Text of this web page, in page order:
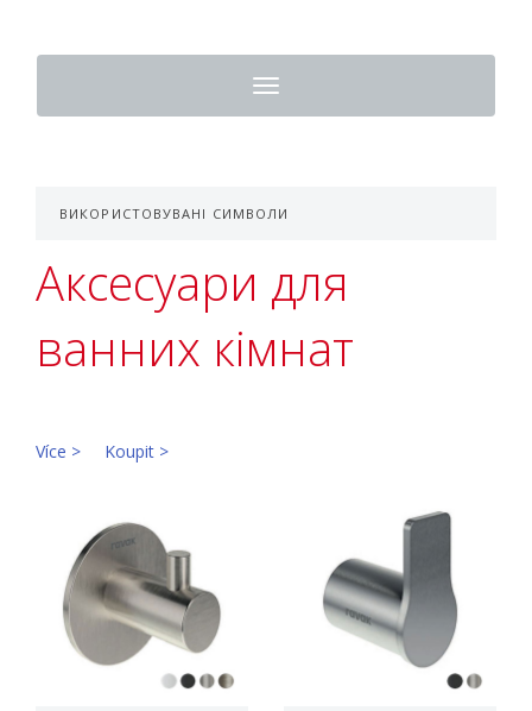
Toggle
navigation
ВИКОРИСТОВУВАНІ СИМВОЛИ
Аксесуари для
ванних кімнат
Více > Koupit >